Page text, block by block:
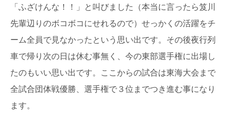
「ふざけんな！！」と叫びました（本当に言ったら笈川
先輩辺りのボコボコにせれるので）せっかくの活躍をチ
ーム全員で見なかったという思い出です。その後夜行列
車で帰り次の日は休む事無く、今の東部選手権に出場し
たのもいい思い出です。ここからの試合は東海大会まで
全試合団体戦優勝、選手権で３位までつき進む事になり
ます。